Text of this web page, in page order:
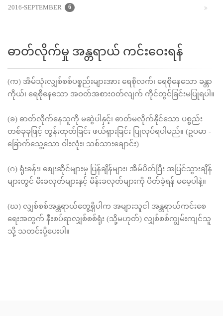
2016-SEPTEMBER 6
ဓာတ်လိုက်မှု အန္တရာယ် ကင်းဝေးရန်
(က) အိမ်သုံးလျှစ်စစ်ပစ္စည်းများအား ရေစိုလက်၊ ရေစိုနေသော ခန္တာ
ကိုယ်၊ ရေစိုနေသော အဝတ်အစားဝတ်လျက် ကိုင်တွင်ခြင်းမပြုရပါ။
(ခ) ဓာတ်လိုက်နေသူကို မဆွဲပါနှင့်၊ ဓာတ်မလိုက်နိုင်သော ပစ္စည်း
တစ်ခုခုဖြင့် တွန်းထုတ်ခြင်း ဖယ်ရှားခြင်း ပြုလုပ်ရပါမည်။ (ဥပမာ -
ခြောက်သွေ့သော ဝါးလုံး၊ သစ်သားချောင်း)
(ဂ) ရုံးခန်း၊ စျေးဆိုင်များမှ ပြန်ချိန်များ၊ အိမ်ပိတ်ပြီး အပြင်သွားချိန်
များတွင် မီးခလုတ်များနှင့် မိန်းခလုတ်များကို ပိတ်ခဲ့ရန် မမေ့ပါနဲ့။
(ဃ) လျှစ်စစ်အန္တရာယ်တွေ့ရှိပါက အများသူငါ အန္တရာယ်ကင်းစေ
ရေးအတွက် နီးစပ်ရာလျှစ်စစ်ရုံး (သို့မဟုတ်) လျှစ်စစ်ကျွမ်းကျင်သူ
သို့ သတင်းပို့ပေးပါ။